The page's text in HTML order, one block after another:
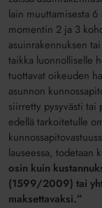
lain muuttamisesta
momentin 2 ja 3
asuinrakennuksen
taikka luonnolliselle
tuottavat oikeuden
asunnon
siirretty pysyvästi tai
edellä tarkoitetulle
lauseessa, todetaan
osin kuin
(1599/2009) tai
maksettavaksi.”